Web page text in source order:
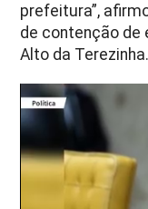
prefeitura”,
de contenção de
Alto da Terezinha.